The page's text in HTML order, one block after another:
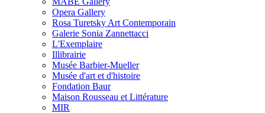
Opera Gallery
Rosa Turetsky Art Contemporain
Galerie Sonia Zannettacci
L'Exemplaire
Illibrairie
Musée Barbier-Mueller
Musée d'art et d'histoire
Fondation Baur
Maison Rousseau et Littérature
MIR